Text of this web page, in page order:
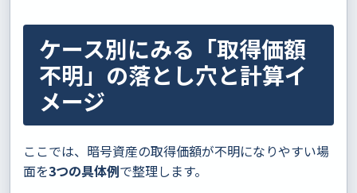
ケース別にみる「取得価額
不明」の落とし穴と計算イ
メージ
ここでは、暗号資産の取得価額が不明になりやすい場
面を3つの具体例で整理します。